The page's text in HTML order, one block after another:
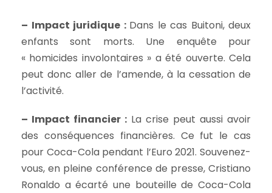
– Impact juridique : Dans le cas Buitoni, deux
enfants sont morts. Une enquête pour
« homicides involontaires » a été ouverte. Cela
peut donc aller de l’amende, à la cessation de
l’activité.
– Impact financier : La crise peut aussi avoir
des conséquences financières. Ce fut le cas
pour Coca-Cola pendant l’Euro 2021. Souvenez-
vous, en pleine conférence de presse, Cristiano
Ronaldo a écarté une bouteille de Coca-Cola